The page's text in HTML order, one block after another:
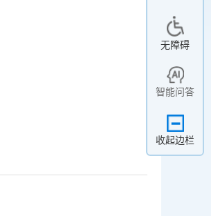
无障碍
智能问答
收起边栏